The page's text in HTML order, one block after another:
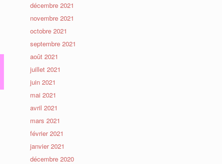
décembre 2021
novembre 2021
octobre 2021
septembre 2021
août 2021
juillet 2021
juin 2021
mai 2021
avril 2021
mars 2021
février 2021
janvier 2021
décembre 2020